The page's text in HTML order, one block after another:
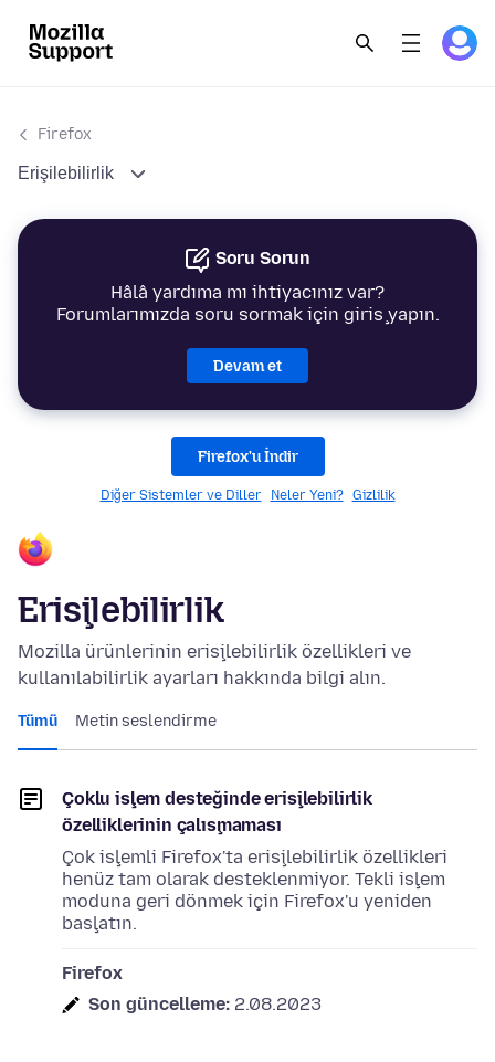
Firefox
Erişilebilirlik
Soru Sorun
Hâlâ yardıma mı ihtiyacınız var?
Forumlarımızda soru sormak için giriş yapın.
Devam et
Firefox'u İndir
Diğer Sistemler ve Diller Neler Yeni? Gizlilik
Erişilebilirlik
Mozilla ürünlerinin erişilebilirlik özellikleri ve
kullanılabilirlik ayarları hakkında bilgi alın.
Tümü Metin seslendirme
Çoklu işlem desteğinde erişilebilirlik
özelliklerinin çalışmaması
Çok işlemli Firefox'ta erişilebilirlik özellikleri
henüz tam olarak desteklenmiyor. Tekli işlem
moduna geri dönmek için Firefox'u yeniden
başlatın.
Firefox
Son güncelleme: 2.08.2023